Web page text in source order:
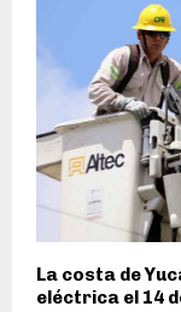
La costa de
eléctrica el 14